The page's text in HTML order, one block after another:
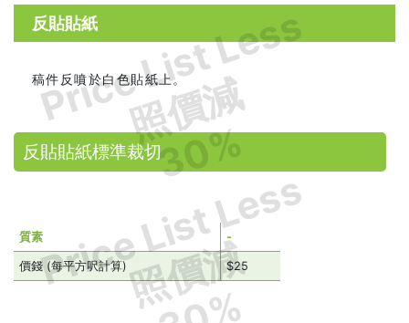
Price List Less
照價減
30%
Price List Less
照價減
反貼貼紙
稿件反噴於白色貼紙上。
反貼貼紙標準裁切
質素 -
價錢 (每平方呎計算) $25